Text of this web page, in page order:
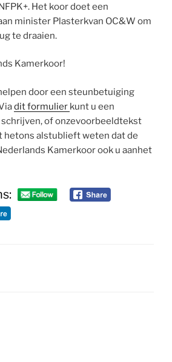
Het koor doet een
minister Plasterkvan OC&W om
te draaien.
Kamerkoor!
door een steunbetuiging
dit formulier kunt u een
of onzevoorbeeldtekst
hetons alstublieft weten dat de
Kamerkoor ook u aanhet